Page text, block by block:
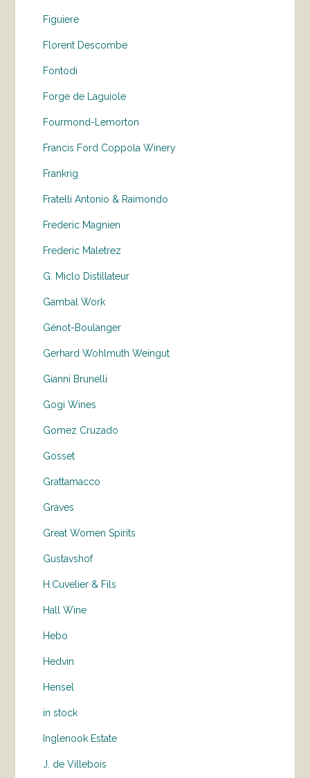
Figuiere
Florent Descombe
Fontodi
Forge de Laguiole
Fourmond-Lemorton
Francis Ford Coppola Winery
Frankrig
Fratelli Antonio & Raimondo
Frederic Magnien
Frederic Maletrez
G. Miclo Distillateur
Gambal Work
Génot-Boulanger
Gerhard Wohlmuth Weingut
Gianni Brunelli
Gogi Wines
Gomez Cruzado
Gosset
Grattamacco
Graves
Great Women Spirits
Gustavshof
H.Cuvelier & Fils
Hall Wine
Hebo
Hedvin
Hensel
in stock
Inglenook Estate
J. de Villebois